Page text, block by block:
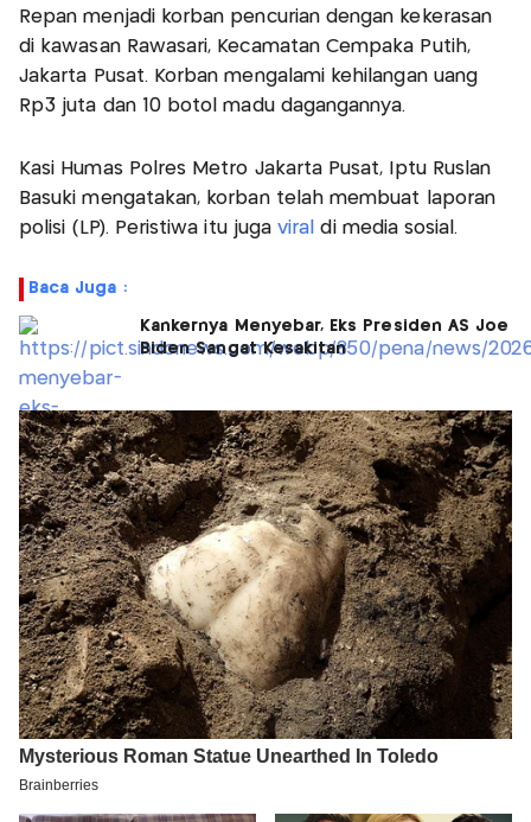
Repan menjadi korban pencurian dengan kekerasan
di kawasan Rawasari, Kecamatan Cempaka Putih,
Jakarta Pusat. Korban mengalami kehilangan uang
Rp3 juta dan 10 botol madu dagangannya.
Kasi Humas Polres Metro Jakarta Pusat, Iptu Ruslan
Basuki mengatakan, korban telah membuat laporan
polisi (LP). Peristiwa itu jugaviraldi media sosial.
Baca Juga :
Kankernya Menyebar, Eks Presiden AS Joe
Biden Sangat Kesakitan